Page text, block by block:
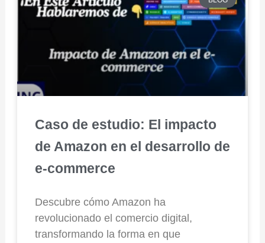
Caso de estudio: El impacto
de Amazon en el desarrollo de
e-commerce
Descubre cómo Amazon ha
revolucionado el comercio digital,
transformando la forma en que